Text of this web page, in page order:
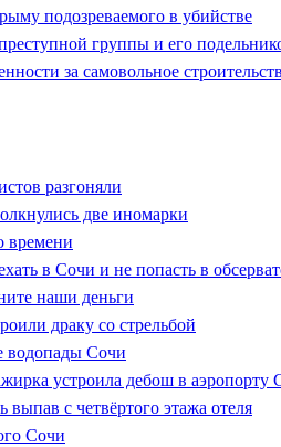
подозреваемого в убийстве
группы и его
за самовольное
разгоняли
две иномарки
времени
в Сочи и не попасть в
наши деньги
драку со стрельбой
водопады Сочи
устроила дебош в аэропорту
с четвёртого этажа отеля
Сочи